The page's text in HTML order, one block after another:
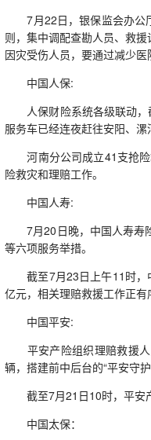
7月22日，银保监会办公厅
则，集中调配查勘人员、救
因灾受伤人员，要通过减少医
中国人保:
人保财险系统各级联动，
服务车已经连夜赶往安阳、漯
河南分公司成立41支抢险
险救灾和理赔工作。
中国人寿:
7月20日晚，中国人寿寿险
等六项服务举措。
截至7月23日上午11时，
亿元，相关理赔救援工作正有
中国平安:
平安产险组织理赔救援人
辆，搭建前中后台的“平安守
截至7月21日10时，平安产
中国太保：